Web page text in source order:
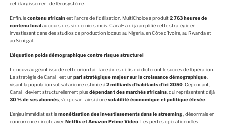
cet élargissement de l’écosystème.
Enfin, lecontenu africainest l’ancre de fidélisation. MultiChoice a produit2 763 heures de
contenu localau cours des six derniers mois. Canal+ a déjà amplifié cette stratégie en
investissant dans des studios de production locaux au Nigeria, en Côte d’Ivoire, au Rwanda et
au Sénégal.
L’équation poids démographique contre risque structurel
Le nouveau géant issu de cette union fait face à des défis qui dicteront le succès de l’opération.
La stratégie de Canal+ est unpari stratégique majeur sur la croissance démographique,
visant la population subsaharienne estimée à2 milliards d’habitants d’ici 2050. Cependant,
Canal+ devient structurellement plusdépendant des marchés africains, qui représentent déjà
30 % de ses abonnés, s’exposant ainsi à unevolatilité économique et politique élevée.
L’enjeu immédiat est lamonétisation des investissements dans le streaming, désormais en
concurrence directe avecNetflix et Amazon Prime Video. Les pertes opérationnelles